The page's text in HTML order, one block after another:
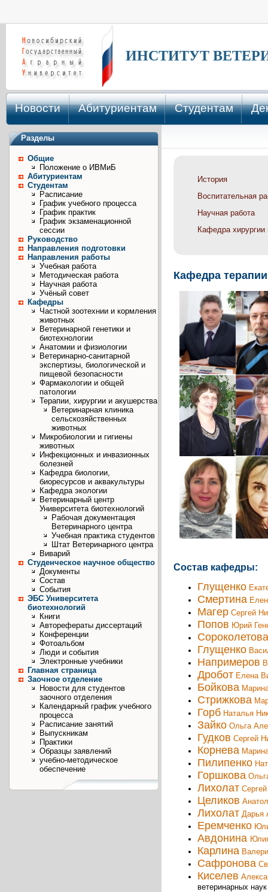
Новости Абитуриентам Студентам
ИНСТИТУТ
Разделы
Общие
Положение о ИВМиБ
Абитуриентам
Студентам
Расписание
График учебного процесса
График практик
График экзаменационной
сессии
Руководство
Направления подготовки
Направления работы
Учебная работа
Методическая работа
Научная работа
Учёный совет
Кафедры
Частной зоотехнии и кормления
животных
Ветеринарной генетики и
биотехнологии
Анатомии и физиологии
Ветеринарно-санитарной
экспертизы, биологической и
пищевой безопасности
Фармакологии и общей
патологии
Терапии, хирургии и акушерства
Ветеринарная клиника
сельскозяйственных
животных
Микробиологии и гигиены
животных
Инфекционных и инвазионных
болезней
Кафедра биологии,
биоресурсов и аквакультуры
Кафедра экологии
Ветеринарный центр
Университета биотехнологий
Рабочая документация
Ветеринарного центра
Учебная практика студентов
Штат Ветеринарного центра
Виварий
Студенческое научное общество
Документы
Состав
События
ЭБС Университета
биотехнологий
Книги
Авторефераты диссертаций
Конференции
Фотоальбом
Люди и события
Электронные учебники
Главная страница
Заочное отделение
Новости для студентов
заочного отделения
Календарный график учебного
процесса
Расписание занятий
Выпускникам
Практики
Образцы заявлений
учебно-методическое
обеспечение
История
Воспитательная
Научная работа
Кафедра
Состав кафедры:
Глущенко
Смертина
Магер Сергей
Попов Юрий
Сороколетова
Глущенко
Напримеров
Дробот Елена
Бойкова
Стрижкова
Горб Наталья
Зайко Ольга
Гудков Сергей
Корнева
Пилипенко
Горшкова
Лихолат
Целиков
Лихолат Дарья
Еремченко
Авдонина
Карлина
Сафронова
Киселев
ветеринарных наук